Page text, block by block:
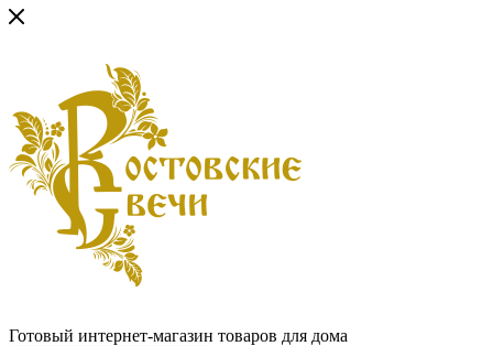
Готовый интернет-магазин товаров для дома